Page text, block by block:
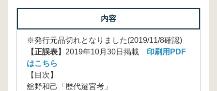
内容
※発行元品切れとなりました(2019/11/8確認)
【正誤表】 2019年10月30日掲載 印刷用PDF
はこちら
【目次】
舘野和己「歴代遷宮考」